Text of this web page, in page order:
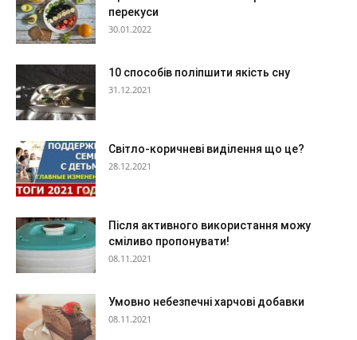
перекуси
30.01.2022
10 способів поліпшити якість сну
31.12.2021
Світло-коричневі виділення що це?
28.12.2021
Після активного використання можу
сміливо пропонувати!
08.11.2021
Умовно небезпечні харчові добавки
08.11.2021